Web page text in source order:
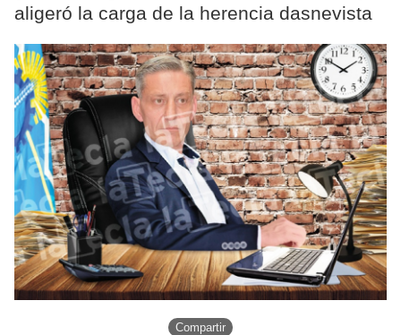
aligeró la carga de la herencia dasnevista
Compartir